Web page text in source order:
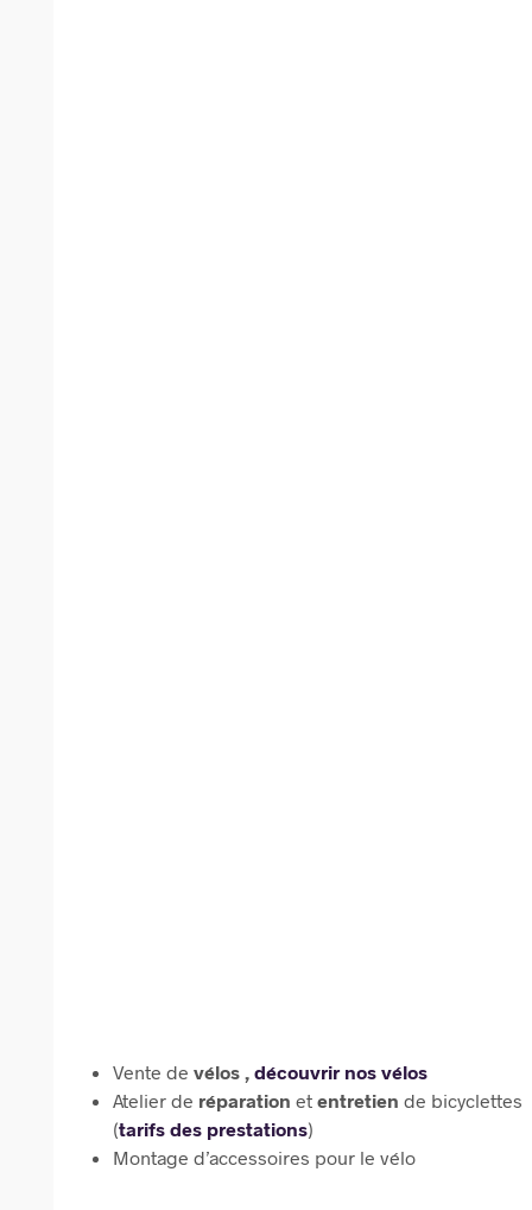
Vente de vélos , découvrir nos vélos
Atelier de réparation et entretien de bicyclettes
(tarifs des prestations)
Montage d’accessoires pour le vélo